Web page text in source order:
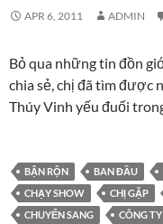
APR 6, 2011 ADMIN
Bỏ qua những tin đồn
chia sẻ, chị đã tìm được
Thúy Vinh yếu đuối
BẬN RỘN BAN ĐẦU
CHẠY SHOW
CHỊ GẶP
CHUYỂN SANG
CÔNG TY